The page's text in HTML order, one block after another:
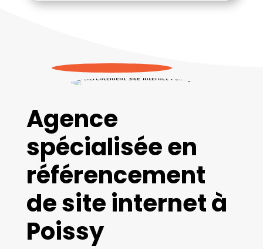
Agence
spécialisée en
référencement
de site internet à
Poissy